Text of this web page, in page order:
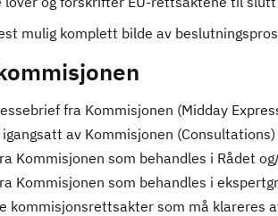
mulig komplett bilde av
fra Kommisjonen (Midday
av Kommisjonen (Consultations)
Kommisjonen som behandles i Rådet
Kommisjonen som behandles i
kommisjonsrettsakter som må klareres